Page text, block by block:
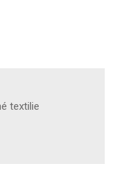
textilie